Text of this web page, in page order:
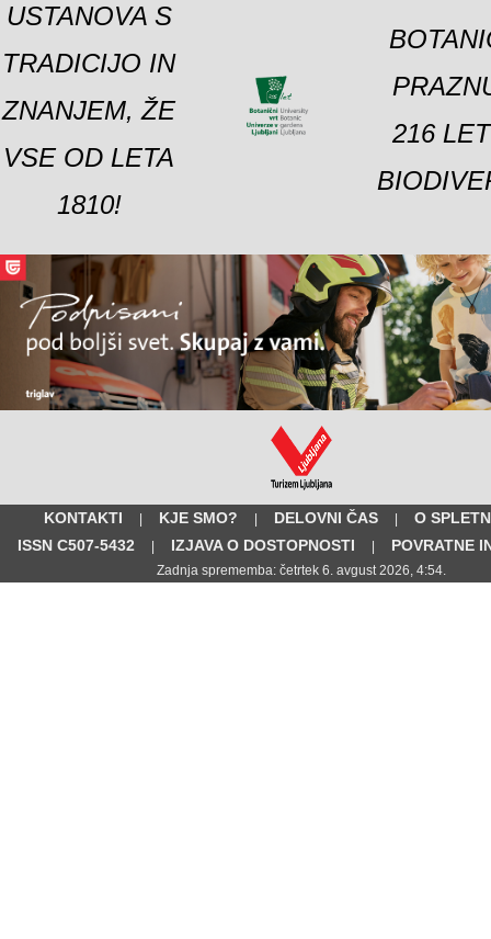
USTANOVA S
TRADICIJO IN
ZNANJEM, ŽE
VSE OD LETA
1810!
216
KONTAKTI | KJE SMO? | DELOVNI ČAS |
O
ISSN C507-5432
| IZJAVA O DOSTOPNOSTI | POVRATNE
Zadnja sprememba: četrtek 6. avgust 2026, 4:54.